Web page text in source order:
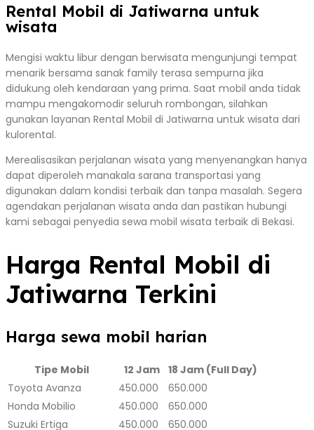
Rental Mobil di Jatiwarna untuk
wisata
Mengisi waktu libur dengan berwisata mengunjungi tempat
menarik bersama sanak family terasa sempurna jika
didukung oleh kendaraan yang prima. Saat mobil anda tidak
mampu mengakomodir seluruh rombongan, silahkan
gunakan layanan Rental Mobil di Jatiwarna untuk wisata dari
kulorental.
Merealisasikan perjalanan wisata yang menyenangkan hanya
dapat diperoleh manakala sarana transportasi yang
digunakan dalam kondisi terbaik dan tanpa masalah. Segera
agendakan perjalanan wisata anda dan pastikan hubungi
kami sebagai penyedia sewa mobil wisata terbaik di Bekasi.
Harga Rental Mobil di
Jatiwarna Terkini
Harga sewa mobil harian
Tipe Mobil 12 Jam 18 Jam (Full Day)
Toyota Avanza
450.000
650.000
Honda Mobilio
450.000
650.000
Suzuki Ertiga
450.000 650.000